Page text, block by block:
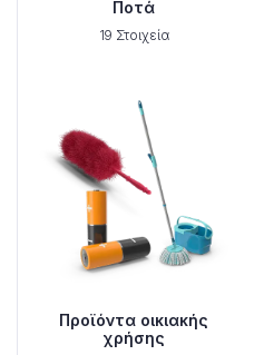
Ποτά
19 Στοιχεία
Προϊόντα οικιακής
χρήσης